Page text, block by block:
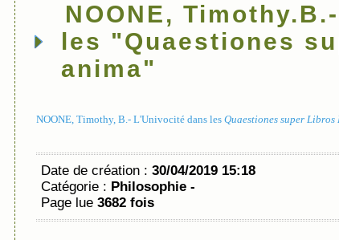
NOONE,
les "Quaestiones
anima"
NOONE, Timothy, B.- L'Univocité dans les Quaestiones super Libros
Date de création : 30/04/2019 15:18
Catégorie : Philosophie -
Page lue 3682 fois